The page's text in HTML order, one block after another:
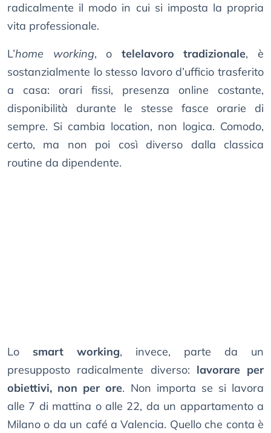
radicalmente il modo in cui si imposta la propria
vita professionale.
L’home working, o telelavoro tradizionale, è
sostanzialmente lo stesso lavoro d’ufficio trasferito
a casa: orari fissi, presenza online costante,
disponibilità durante le stesse fasce orarie di
sempre. Si cambia location, non logica. Comodo,
certo, ma non poi così diverso dalla classica
routine da dipendente.
Lo smart working, invece, parte da un
presupposto radicalmente diverso: lavorare per
obiettivi, non per ore. Non importa se si lavora
alle 7 di mattina o alle 22, da un appartamento a
Milano o da un café a Valencia. Quello che conta è